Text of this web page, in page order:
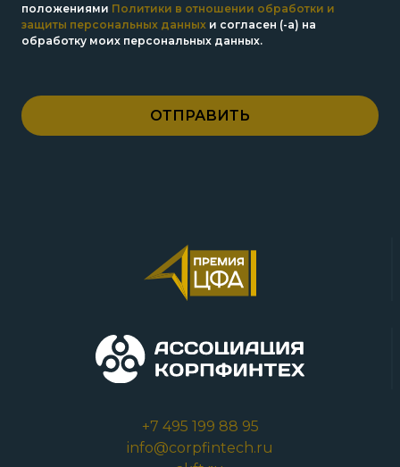
положениями Политики в отношении обработки и
защиты персональных данных и согласен (-а) на
обработку моих персональных данных.
+7 495 199 88 95
info@corpfintech.ru